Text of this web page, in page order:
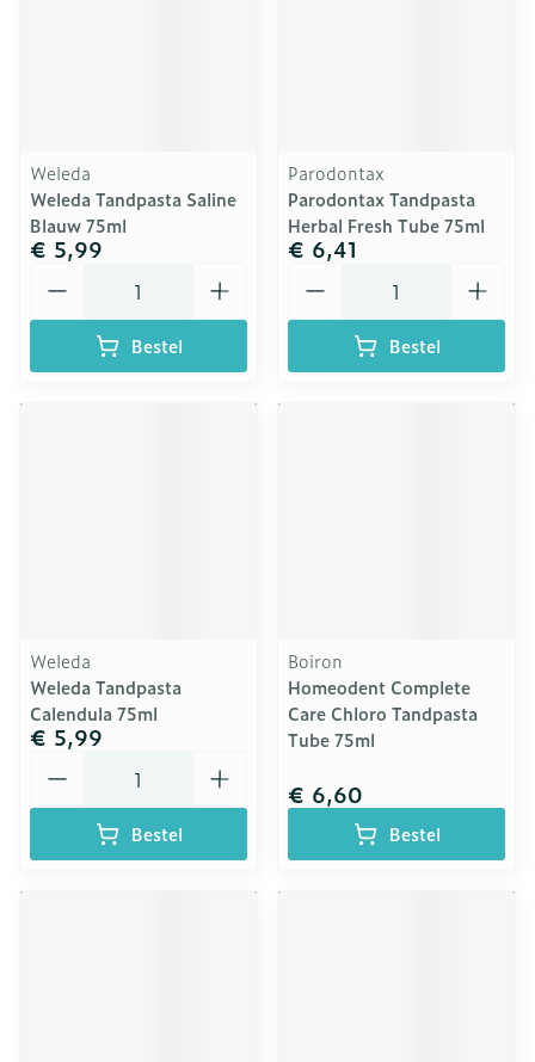
Weleda
Weleda Tandpasta Saline
Blauw 75ml
€ 5,99
Bestel
Parodontax
Parodontax Tandpasta
Herbal Fresh Tube 75ml
€ 6,41
Bestel
Weleda
Weleda Tandpasta
Calendula 75ml
€ 5,99
Bestel
Boiron
Homeodent Complete
Care Chloro Tandpasta
Tube 75ml
€ 6,60
Bestel